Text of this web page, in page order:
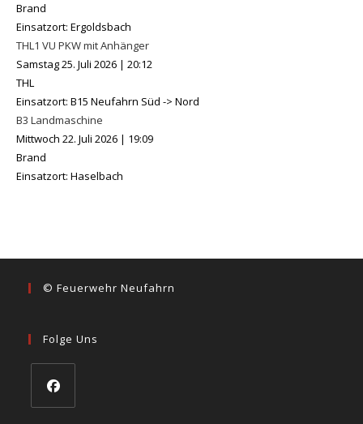
Brand
Einsatzort: Ergoldsbach
THL1 VU PKW mit Anhänger
Samstag 25. Juli 2026 | 20:12
THL
Einsatzort: B15 Neufahrn Süd -> Nord
B3 Landmaschine
Mittwoch 22. Juli 2026 | 19:09
Brand
Einsatzort: Haselbach
© Feuerwehr Neufahrn
Folge Uns